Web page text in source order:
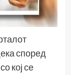
според
кој се